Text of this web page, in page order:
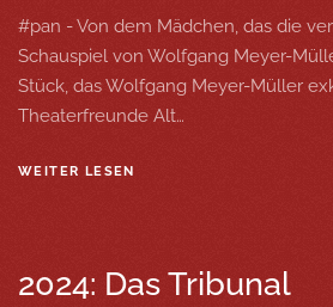
#pan - Von dem Mädchen, das die
Schauspiel von Wolfgang Meyer-
Stück, das Wolfgang Meyer-Müller
Theaterfreunde Alt…
WEITER LESEN
2024: Das Tribunal